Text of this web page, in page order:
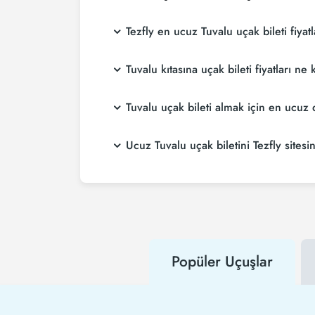
Tezfly en ucuz Tuvalu uçak bileti
sitesinde yapacağın tek bir aramada ile
Tuvalu kıtasına uçak bileti fiyatları
takip ederek daha uygun fiyatlara bilet
Tuvalu uçak bileti almak için en ucuz
uçarsınız.
Ucuz Tuvalu uçak biletini Tezfly
Tezfly kampanyalarından ilk siz haberdar
Popüler Uçuşlar